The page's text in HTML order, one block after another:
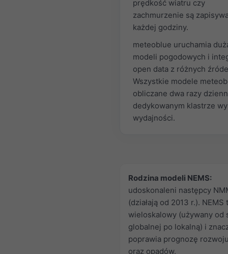
prędkość wiatru czy
zachmurzenie są
każdej godziny.
meteoblue uruchamia
modeli pogodowych i
open data z różnych
Wszystkie modele
obliczane dwa razy
dedykowanym klastrze
wydajności.
Rodzina modeli NEMS:
udoskonaleni następcy
(działają od 2013 r.).
wieloskalowy (używany od
globalnej po lokalną) i
poprawia prognozę
oraz opadów.